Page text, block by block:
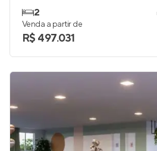
2
Venda a partir de
R$ 497.031